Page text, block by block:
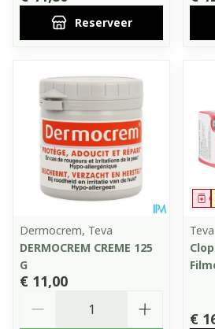
Reserveer
Dermocrem, Teva
DERMOCREM CREME 125
G
€ 11,00
Teva
€